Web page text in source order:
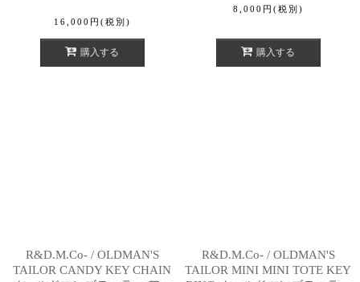
16,000 円 (税別)
購入する
8,000 円 (税別)
購入する
R&D.M.Co- / OLDMAN'S
TAILOR CANDY KEY CHAIN
R&D.M.Co- / OLDMAN'S
TAILOR MINI MINI TOTE KEY